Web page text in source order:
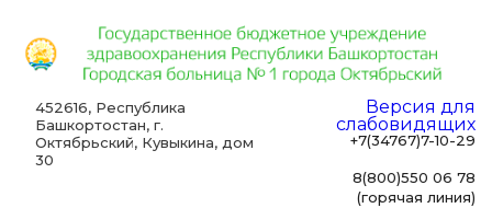
452616, Республика
Башкортостан, г.
Октябрьский, Кувыкина, дом
30
Версия для
слабовидящих
+7(34767)7-10-29
8(800)550 06 78
(горячая линия)